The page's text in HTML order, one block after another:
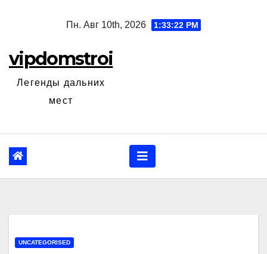
Пн. Авг 10th, 2026 1:33:23 PM
vipdomstroi
Легенды дальних
мест
UNCATEGORISED